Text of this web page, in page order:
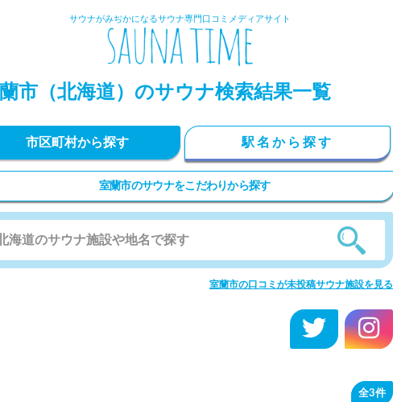
サウナがみぢかになるサウナ専門口コミメディアサイト
市 （北海道）のサウナ検索結果一覧
市区町村から探す 駅名から探す
室蘭市のサウナをこだわりから探す
室蘭市の口コミが未投稿サウナ施設を見る
全3件